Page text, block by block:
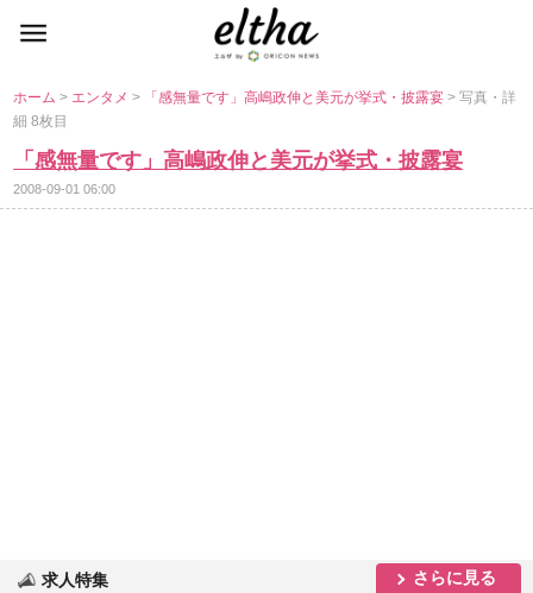
ホーム> エンタメ> 「感無量です」高嶋政伸と美元が挙式・披露宴> 写真・詳
細 8枚目
「感無量です」高嶋政伸と美元が挙式・披露宴
2008-09-01 06:00
求人特集 さらに見る